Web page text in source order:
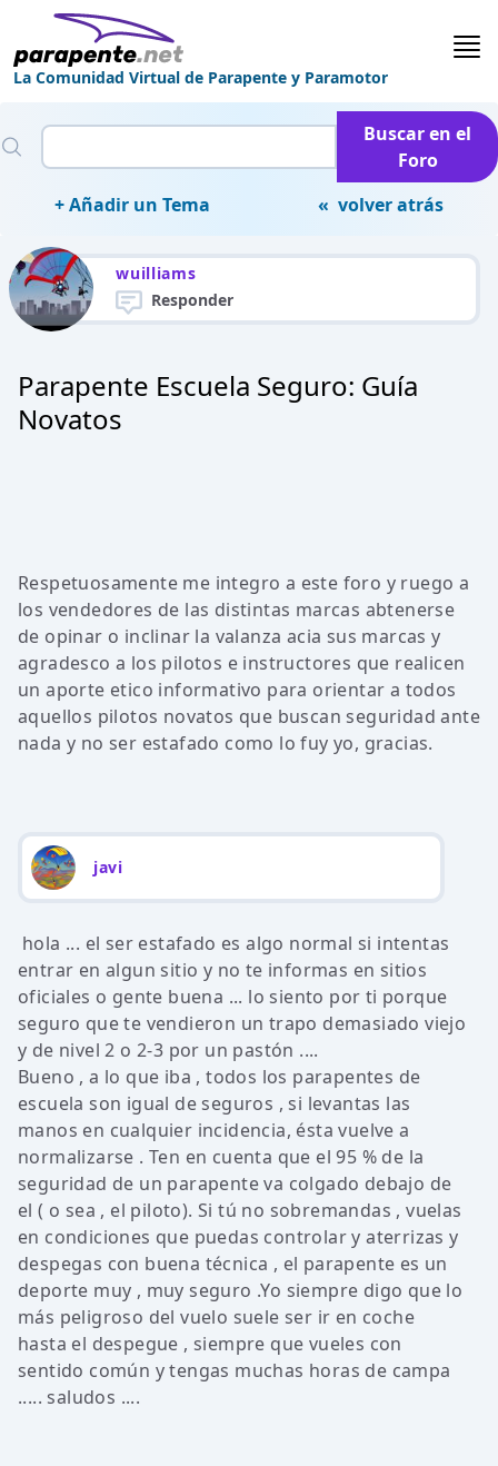
La Comunidad Virtual de Parapente y Paramotor
Buscar en el
Foro
+ Añadir un Tema
« volver atrás
wuilliams
Responder
Parapente Escuela Seguro: Guía
Novatos
Respetuosamente me integro a este foro y ruego a
los vendedores de las distintas marcas abtenerse
de opinar o inclinar la valanza acia sus marcas y
agradesco a los pilotos e instructores que realicen
un aporte etico informativo para orientar a todos
aquellos pilotos novatos que buscan seguridad ante
nada y no ser estafado como lo fuy yo, gracias.
javi
hola ... el ser estafado es algo normal si intentas
entrar en algun sitio y no te informas en sitios
oficiales o gente buena ... lo siento por ti porque
seguro que te vendieron un trapo demasiado viejo
y de nivel 2 o 2-3 por un pastón ....
Bueno , a lo que iba , todos los parapentes de
escuela son igual de seguros , si levantas las
manos en cualquier incidencia, ésta vuelve a
normalizarse . Ten en cuenta que el 95 % de la
seguridad de un parapente va colgado debajo de
el ( o sea , el piloto). Si tú no sobremandas , vuelas
en condiciones que puedas controlar y aterrizas y
despegas con buena técnica , el parapente es un
deporte muy , muy seguro .Yo siempre digo que lo
más peligroso del vuelo suele ser ir en coche
hasta el despegue , siempre que vueles con
sentido común y tengas muchas horas de campa
..... saludos ....